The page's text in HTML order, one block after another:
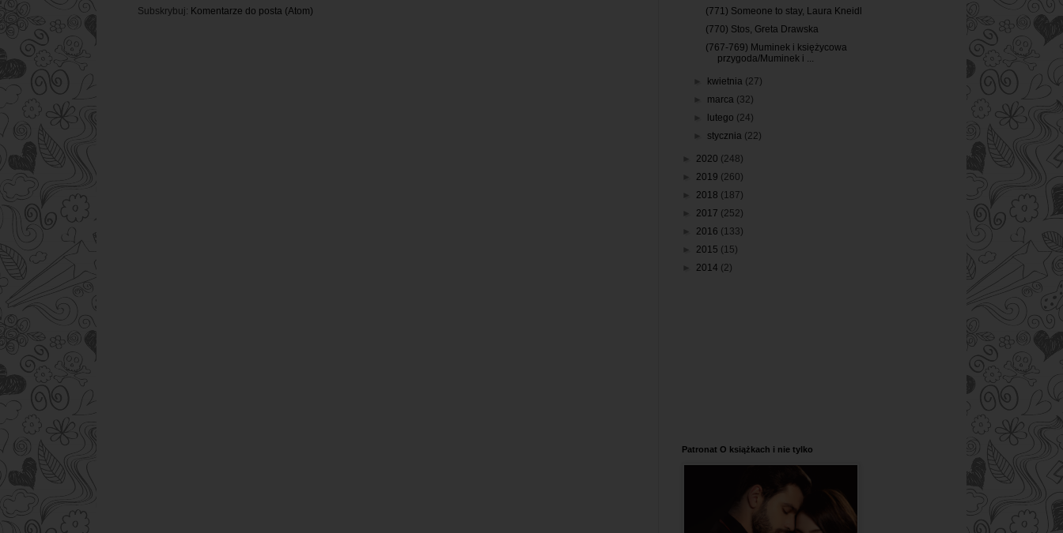
Subskrybuj: Komentarze do posta (Atom)
(771) Someone to stay, Laura Kneidl
(770) Stos, Greta Drawska
(767-769) Muminek i księżycowa
przygoda/Muminek i ...
kwietnia (27)
marca (32)
lutego (24)
stycznia (22)
2020 (248)
2019 (260)
2018 (187)
2017 (252)
2016 (133)
2015 (15)
2014 (2)
Patronat O książkach i nie tylko